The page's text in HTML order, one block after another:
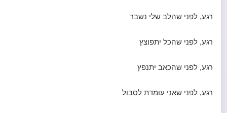
רגע, לפני שהלב שלי נשבר
רגע, לפני שהכל יתפוצץ
רגע, לפני שהכאב יתנפץ
רגע, לפני שאני עומדת לסבול